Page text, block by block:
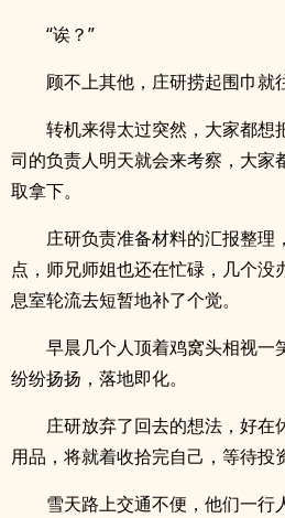
“诶？”
顾不上其他，庄研捞起围巾就
转机来得太过突然，大家都想
司的负责人明天就会来考察，大家
取拿下。
庄研负责准备材料的汇报整理
点，师兄师姐也还在忙碌，几个没
息室轮流去短暂地补了个觉。
早晨几个人顶着鸡窝头相视一
纷纷扬扬，落地即化。
庄研放弃了回去的想法，好在
用品，将就着收拾完自己，等待投
雪天路上交通不便，他们一行